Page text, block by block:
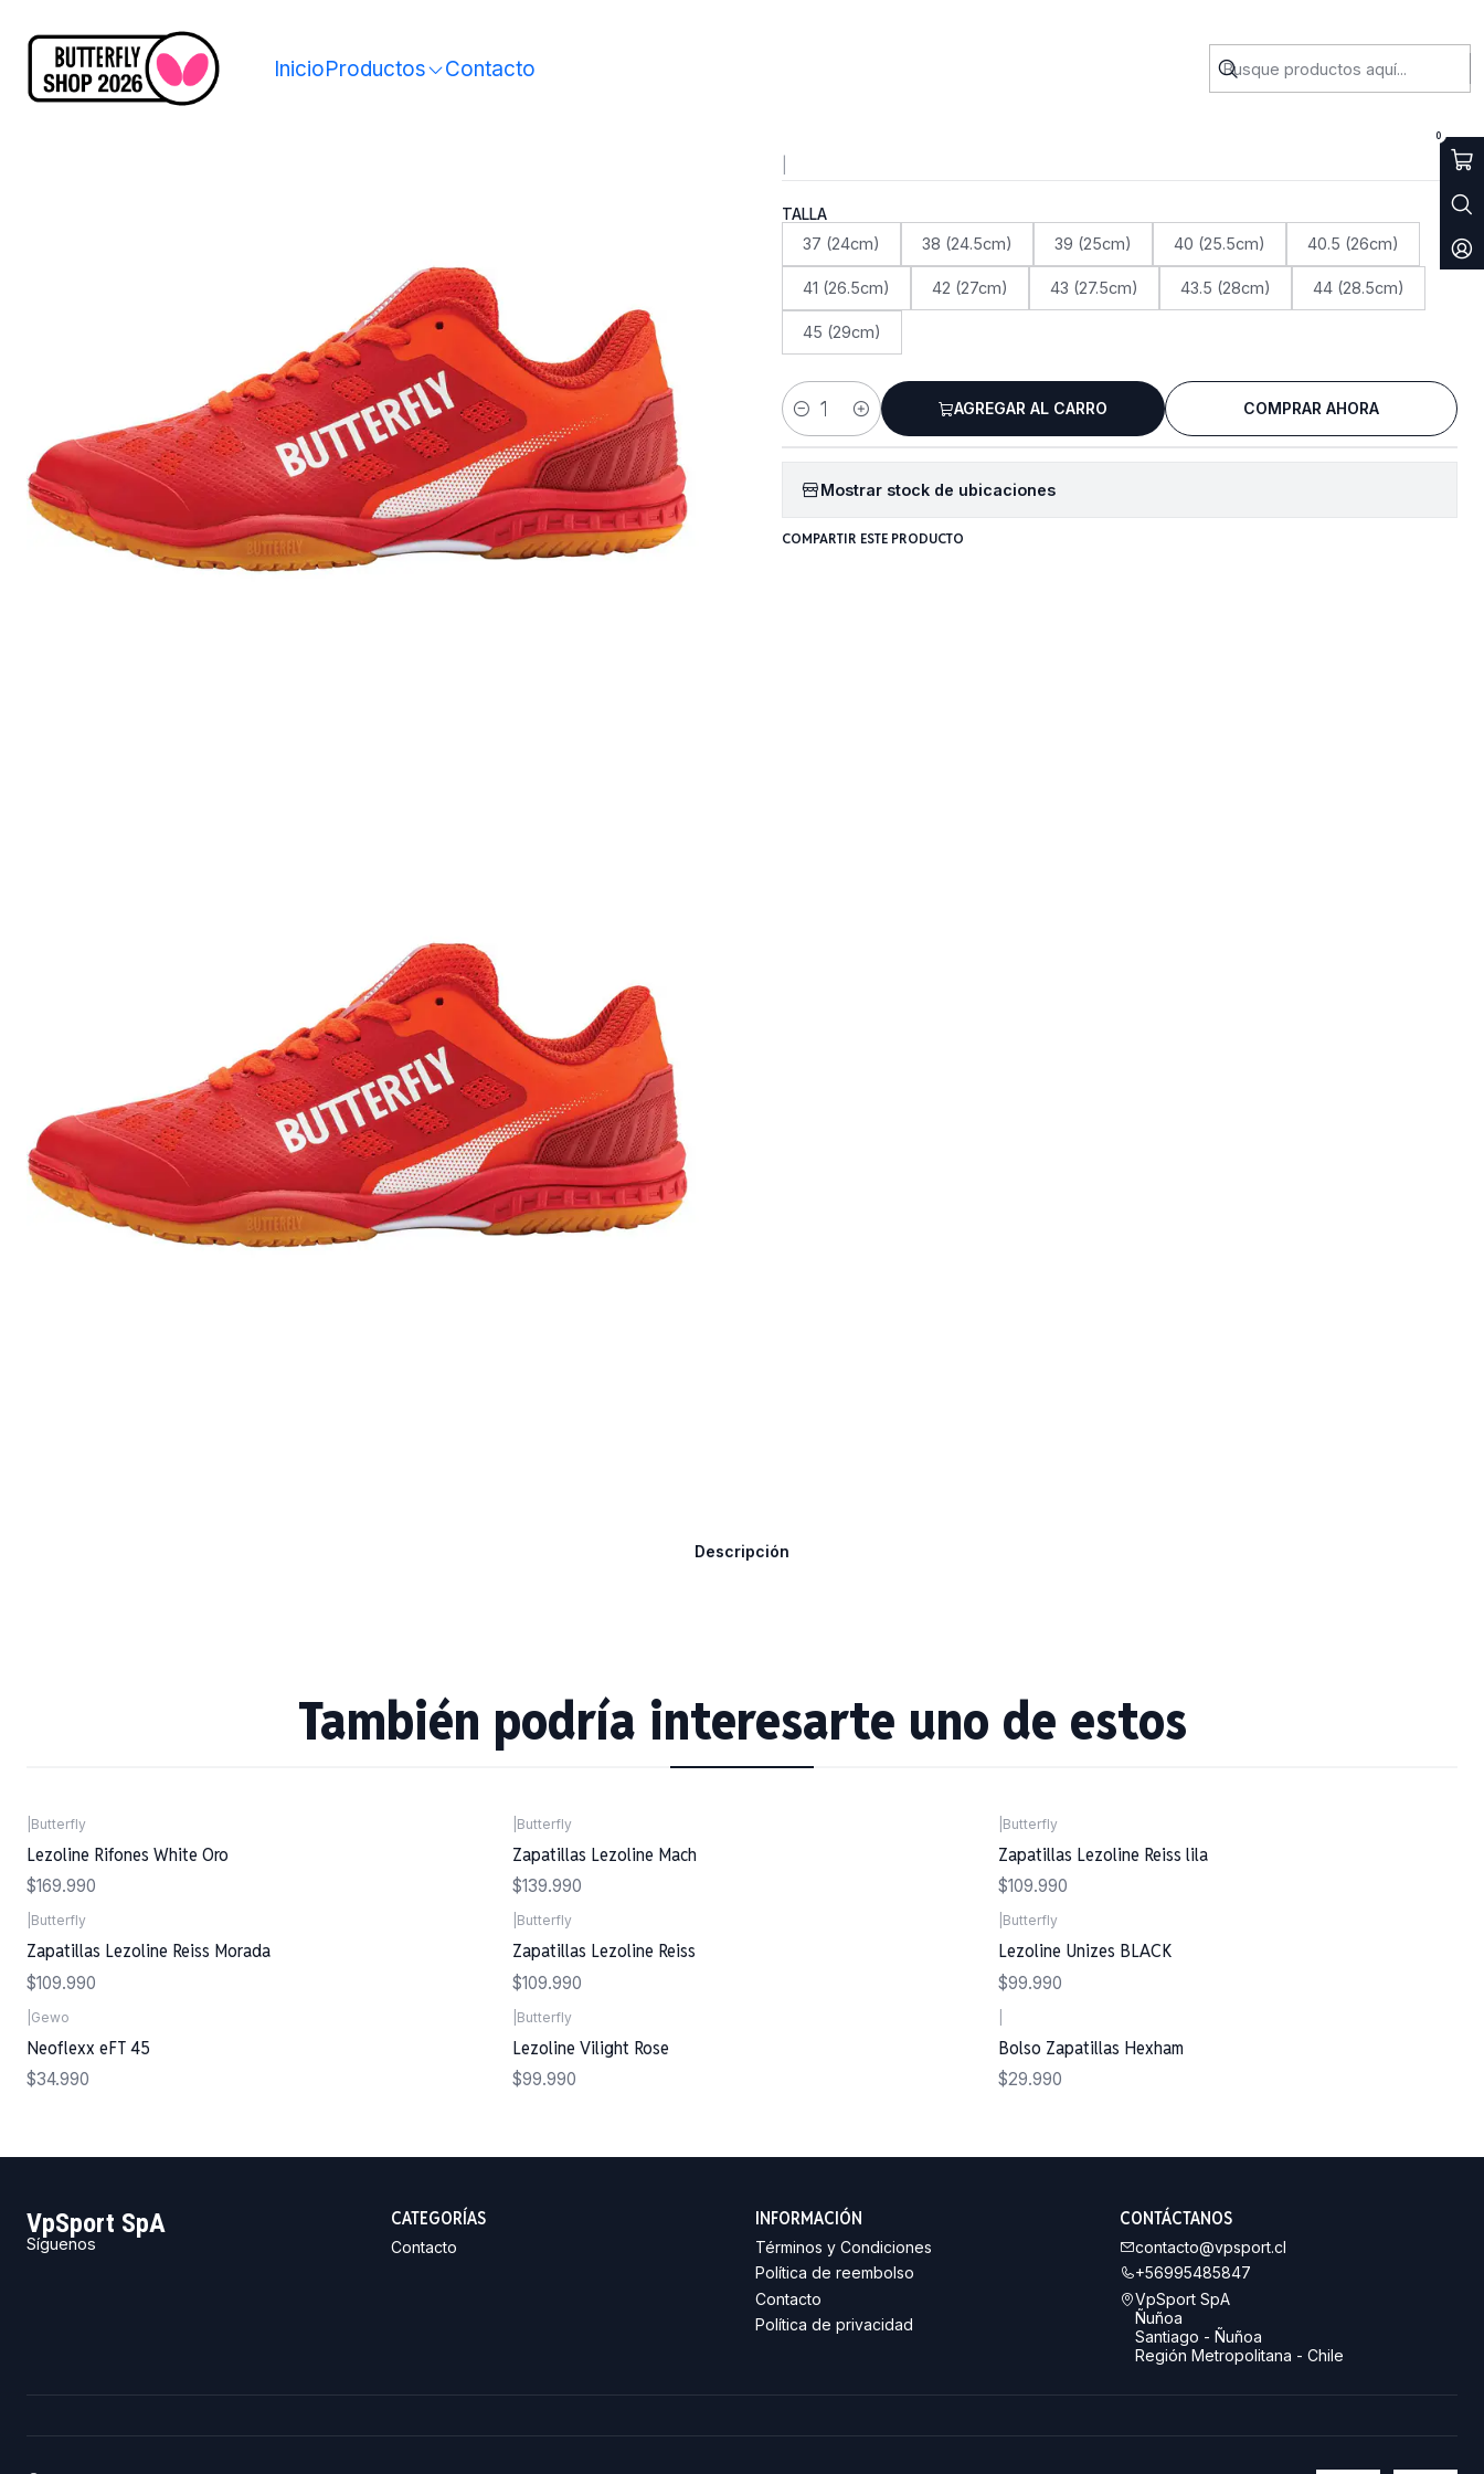
InicioProductos Contacto
0
TALLA
37 (24cm) 38 (24.5cm) 39 (25cm) 40 (25.5cm) 40.5 (26cm)
41 (26.5cm) 42 (27cm) 43 (27.5cm) 43.5 (28cm) 44 (28.5cm)
45 (29cm)
Cantidad
AGREGAR AL CARRO COMPRAR AHORA
Mostrar stock de ubicaciones
COMPARTIR ESTE PRODUCTO
Descripción
También podría interesarte uno de estos
Butterfly
Lezoline Rifones White Oro
$169.990
Butterfly
Zapatillas Lezoline Mach
$139.990
Butterfly
Zapatillas Lezoline Reiss lila
$109.990
Butterfly
Zapatillas Lezoline Reiss Morada
$109.990
Butterfly
Zapatillas Lezoline Reiss
$109.990
Butterfly
Lezoline Unizes BLACK
$99.990
Gewo
Neoflexx eFT 45
$34.990
Butterfly
Lezoline Vilight Rose
$99.990
Bolso Zapatillas Hexham
$29.990
VpSport SpA
Síguenos
CATEGORÍAS
Contacto
INFORMACIÓN
Términos y Condiciones
Política de reembolso
Contacto
Política de privacidad
CONTÁCTANOS
contacto@vpsport.cl
+56995485847
VpSport SpA
Ñuñoa
Santiago - Ñuñoa
Región Metropolitana - Chile